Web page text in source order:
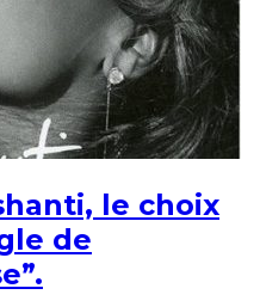
le choix
de